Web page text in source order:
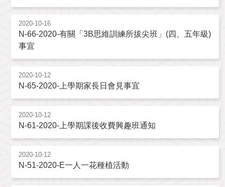
2020-10-16
N-66-2020-有關「3B思維訓練所拔尖班」(四、五年級)
事宜
2020-10-12
N-65-2020-上學期家長日會見事宜
2020-10-12
N-61-2020-上學期課後收費興趣班通知
2020-10-12
N-51-2020-E一人一花種植活動